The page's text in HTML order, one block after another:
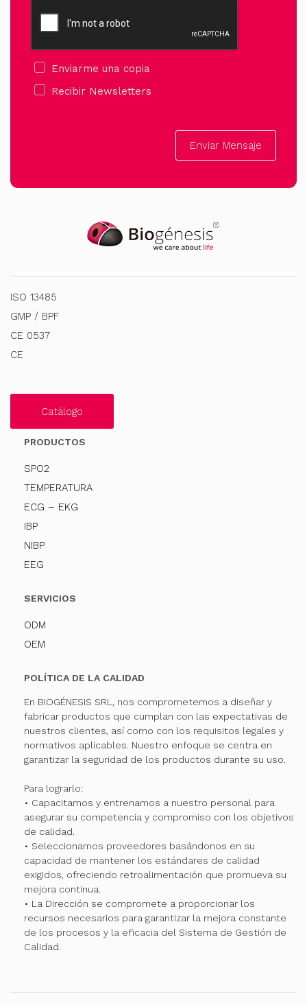
Enviarme una copia
Recibir Newsletters
Enviar Mensaje
ISO 13485
GMP / BPF
CE 0537
CE
Catálogo
PRODUCTOS
SPO2
TEMPERATURA
ECG – EKG
IBP
NIBP
EEG
SERVICIOS
ODM
OEM
POLÍTICA DE LA CALIDAD
En BIOGÉNESIS SRL, nos comprometemos a diseñar y
fabricar productos que cumplan con las expectativas de
nuestros clientes, así como con los requisitos legales y
normativos aplicables. Nuestro enfoque se centra en
garantizar la seguridad de los productos durante su uso.
Para lograrlo:
• Capacitamos y entrenamos a nuestro personal para
asegurar su competencia y compromiso con los objetivos
de calidad.
• Seleccionamos proveedores basándonos en su
capacidad de mantener los estándares de calidad
exigidos, ofreciendo retroalimentación que promueva su
mejora continua.
• La Dirección se compromete a proporcionar los
recursos necesarios para garantizar la mejora constante
de los procesos y la eficacia del Sistema de Gestión de
Calidad.